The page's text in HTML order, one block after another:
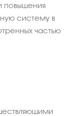
повышения
систему в
частью